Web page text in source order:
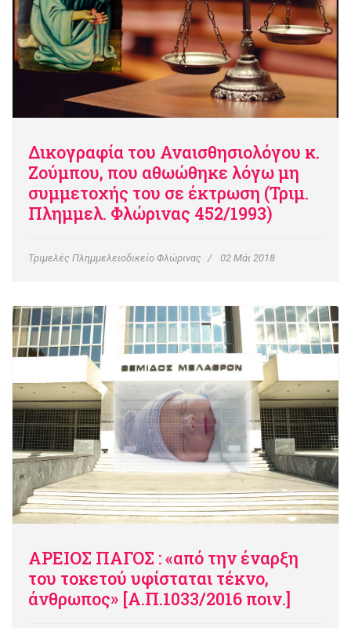
Δικογραφία του Αναισθησιολόγου κ.
Ζούμπου, που αθωώθηκε λόγω μη
συμμετοχής του σε έκτρωση (Τριμ.
Πλημμελ. Φλώρινας 452/1993)
Τριμελές Πλημμελειοδικείο Φλώρινας 02 Μάι 2018
ΑΡΕΙΟΣ ΠΑΓΟΣ : «από την έναρξη
του τοκετού υφίσταται τέκνο,
άνθρωπος» [Α.Π.1033/2016 ποιν.]